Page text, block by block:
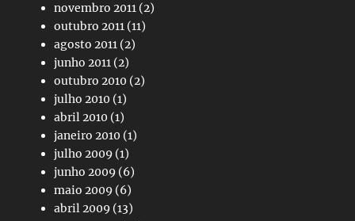
novembro 2011 (2)
outubro 2011 (11)
agosto 2011 (2)
junho 2011 (2)
outubro 2010 (2)
julho 2010 (1)
abril 2010 (1)
janeiro 2010 (1)
julho 2009 (1)
junho 2009 (6)
maio 2009 (6)
abril 2009 (13)